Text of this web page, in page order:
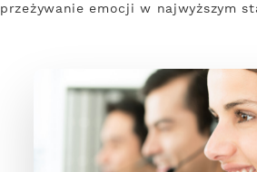
przeżywanie emocji w najwyższym